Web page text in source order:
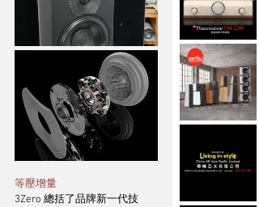
等壓增量
3Zero 總括了品牌新一代技